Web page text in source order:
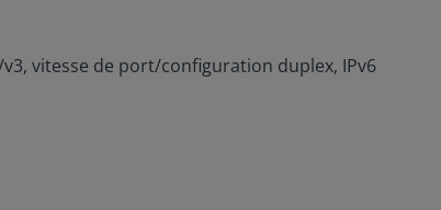
v3, vitesse de port/configuration duplex, IPv6